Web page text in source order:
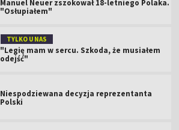
Manuel Neuer zszokował 18-letniego Polaka.
"Osłupiałem"
TYLKO U NAS
"Legię mam w sercu. Szkoda, że musiałem
odejść"
Niespodziewana decyzja reprezentanta
Polski